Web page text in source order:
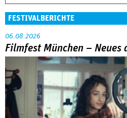
FESTIVALBERICHTE
06.08.2026
Filmfest München – Neues